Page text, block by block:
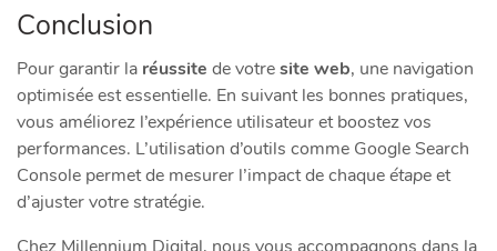
Conclusion
Pour garantir la réussite de votresite web, une navigation
optimisée est essentielle. En suivant les bonnes pratiques,
vous améliorez l’expérience utilisateur et boostez vos
performances. L’utilisation d’outils comme Google Search
Console permet de mesurer l’impact de chaqueétapeet
d’ajuster votre stratégie.
Chez Millennium Digital, nous vous accompagnons dans la